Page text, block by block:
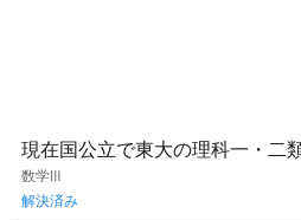
現在国公立で東大の理科一・二
す。これから数三を学習してい
に頻出の単元は特に重
数学Ⅲ
解決済み